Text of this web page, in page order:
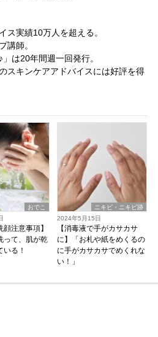
ス実績10万人を超える。
講師。
は20年間週一回発行。
スキンケアアドバイスには好評を得
おでこ
顔注意事項】
って、肌が乾
いる！
ニキビ・ニキビ跡
2024年5月15日
【消毒液で手がカサカサ
に】「お札や紙をめくるの
に手がカサカサでめくれな
い！」